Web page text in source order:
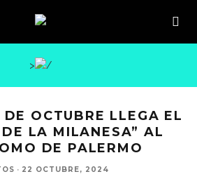
>
OCTUBRE LLEGA EL
LA MILANESA” AL
DE PALERMO
· 22 OCTUBRE, 2024